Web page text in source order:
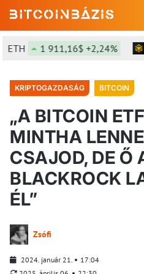
1 911,16$ +2,24%
KRIPTOGAZDASÁG BITCOIN
„A BITCOIN
MINTHA
CSAJOD, DE Ő
BLACKROCK
ÉL”
Zsófi
2024. január 21.
17:04